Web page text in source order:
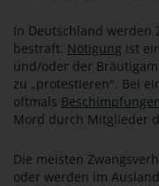
In Deutschland werden
bestraft. Nötigung ist
und/oder der
zu „protestieren". Bei
oftmals Beschimpfungen
Mord durch Mitglieder
Die meisten
oder werden im